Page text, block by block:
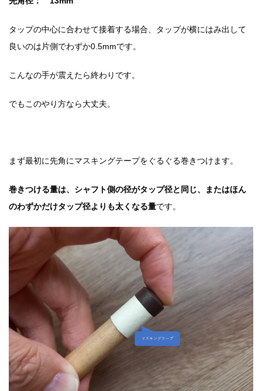
タップの中心に合わせて接着する場合、タップが横にはみ出して
良いのは片側でわずか0.5mmです。
こんなの手が震えたら終わりです。
でもこのやり方なら大丈夫。
まず最初に先角にマスキングテープをぐるぐる巻きつけます。
巻きつける量は、シャフト側の径がタップ径と同じ、またはほん
のわずかだけタップ径よりも太くなる量です。